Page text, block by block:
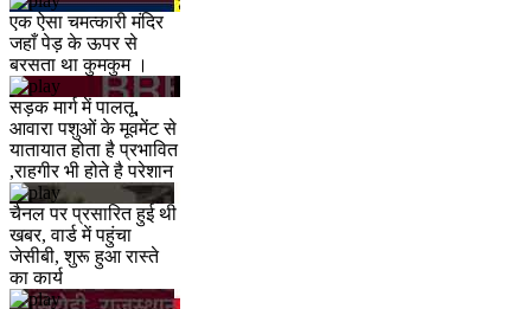
एक ऐसा चमत्कारी मंदिर
जहाँ पेड़ के ऊपर से
बरसता था कुमकुम ।
सड़क मार्ग में पालतू,
आवारा पशुओं के मूवमेंट से
यातायात होता है प्रभावित
,राहगीर भी होते है परेशान
चैनल पर प्रसारित हुई थी
खबर, वार्ड में पहुंचा
जेसीबी, शुरू हुआ रास्ते
का कार्य